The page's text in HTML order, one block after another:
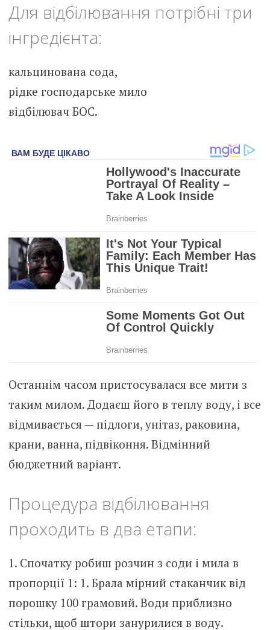
Для відбілювання потрібні три
інгредієнта:
кальцинована сода,
рідке господарське мило
відбілювач БОС.
Останнім часом пристосувалася все мити з
таким милом. Додаєш його в теплу воду, і все
відмивається — підлоги, унітаз, раковина,
крани, ванна, підвіконня. Відмінний
бюджетний варіант.
Процедура відбілювання
проходить в два етапи:
1. Спочатку робиш розчин з соди і мила в
пропорції 1: 1. Брала мірний стаканчик від
порошку 100 грамовий. Води приблизно
стільки, щоб штори занурилися в воду.